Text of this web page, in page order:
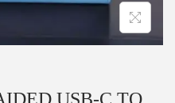
USB-C TO